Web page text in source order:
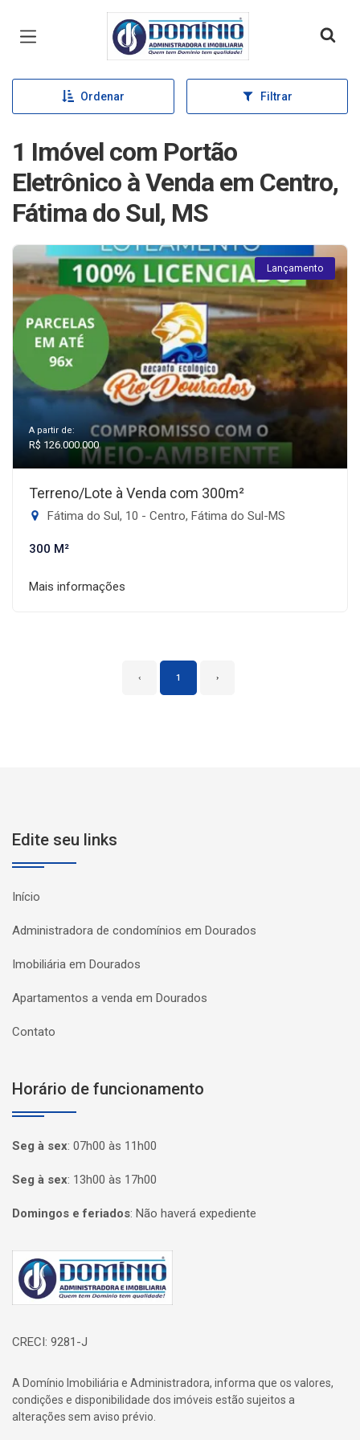
Página inicial
Ordenar Filtrar
1 Imóvel com Portão
Eletrônico à Venda em Centro,
Fátima do Sul, MS
Lançamento
A partir de:
R$ 126.000.000
Terreno/Lote à Venda com 300m²
Fátima do Sul, 10 - Centro, Fátima do Sul-MS
300 M²
Mais informações
‹ 1 ›
Edite seu links
Início
Administradora de condomínios em Dourados
Imobiliária em Dourados
Apartamentos a venda em Dourados
Contato
Horário de funcionamento
Seg à sex: 07h00 às 11h00
Seg à sex: 13h00 às 17h00
Domingos e feriados: Não haverá expediente
Página inicial
CRECI: 9281-J
A Domínio Imobiliária e Administradora, informa que os valores,
condições e disponibilidade dos imóveis estão sujeitos a
alterações sem aviso prévio.